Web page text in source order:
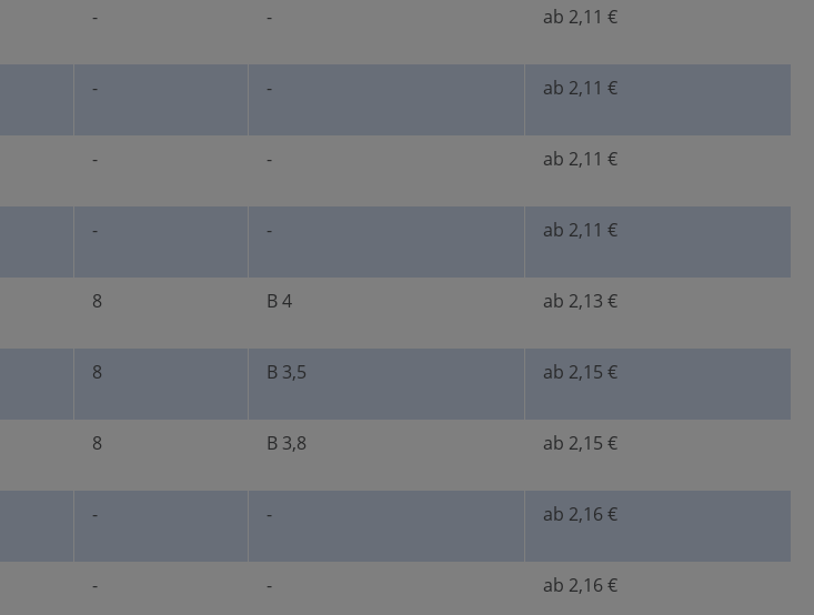
- - ab 2,11 €
- - ab 2,11 €
- - ab 2,11 €
- - ab 2,11 €
8 B 4 ab 2,13 €
8 B 3,5 ab 2,15 €
8 B 3,8 ab 2,15 €
- - ab 2,16 €
- - ab 2,16 €